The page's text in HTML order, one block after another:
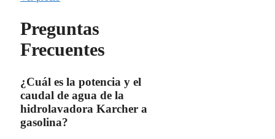
Preguntas
Frecuentes
¿Cuál es la potencia y el
caudal de agua de la
hidrolavadora Karcher a
gasolina?